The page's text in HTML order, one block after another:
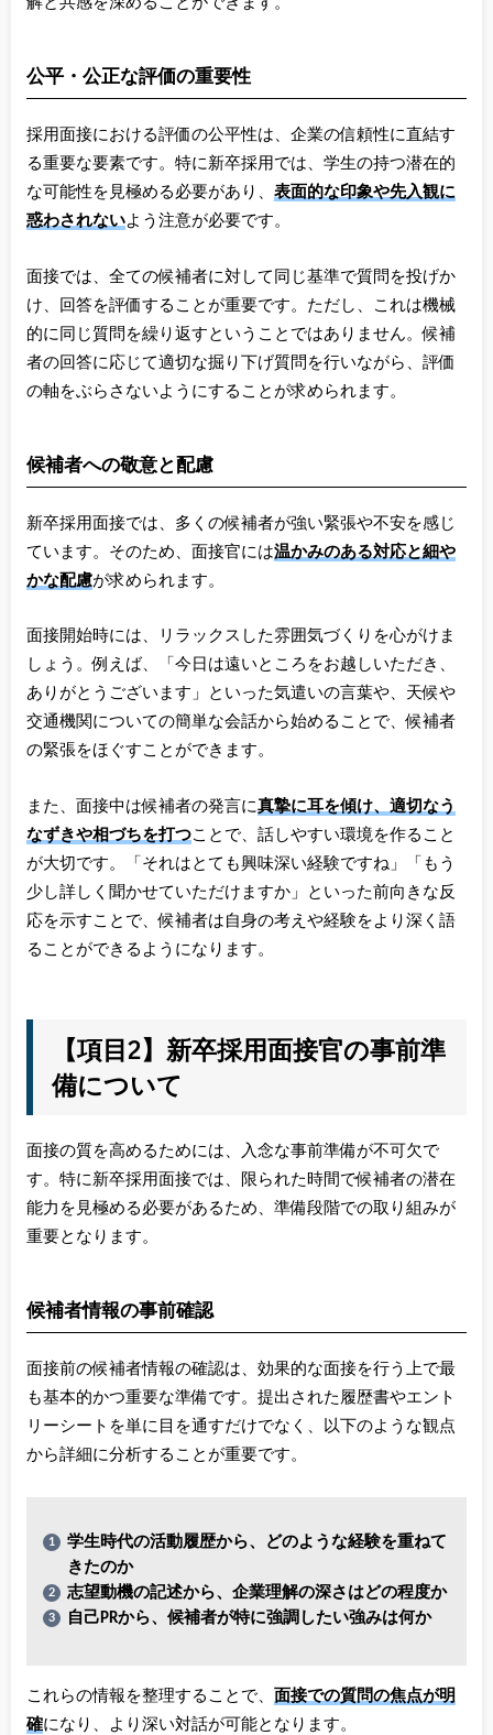
解と共感を深めることができます。
公平・公正な評価の重要性
採用面接における評価の公平性は、企業の信頼性に直結す
る重要な要素です。特に新卒採用では、学生の持つ潜在的
な可能性を見極める必要があり、 表面的な印象や先入観に
惑わされないよう注意が必要です。
面接では、全ての候補者に対して同じ基準で質問を投げか
け、回答を評価することが重要です。ただし、これは機械
的に同じ質問を繰り返すということではありません。候補
者の回答に応じて適切な掘り下げ質問を行いながら、評価
の軸をぶらさないようにすることが求められます。
候補者への敬意と配慮
新卒採用面接では、多くの候補者が強い緊張や不安を感じ
ています。そのため、面接官には温かみのある対応と細や
かな配慮が求められます。
面接開始時には、リラックスした雰囲気づくりを心がけま
しょう。例えば、「今日は遠いところをお越しいただき、
ありがとうございます」といった気遣いの言葉や、天候や
交通機関についての簡単な会話から始めることで、候補者
の緊張をほぐすことができます。
また、面接中は候補者の発言に真摯に耳を傾け、適切なう
なずきや相づちを打つことで、話しやすい環境を作ること
が大切です。「それはとても興味深い経験ですね」「もう
少し詳しく聞かせていただけますか」といった前向きな反
応を示すことで、候補者は自身の考えや経験をより深く語
ることができるようになります。
【項目2】新卒採用面接官の事前準
備について
面接の質を高めるためには、入念な事前準備が不可欠で
す。特に新卒採用面接では、限られた時間で候補者の潜在
能力を見極める必要があるため、準備段階での取り組みが
重要となります。
候補者情報の事前確認
面接前の候補者情報の確認は、効果的な面接を行う上で最
も基本的かつ重要な準備です。提出された履歴書やエント
リーシートを単に目を通すだけでなく、以下のような観点
から詳細に分析することが重要です。
学生時代の活動履歴から、どのような経験を重ねて
きたのか
志望動機の記述から、企業理解の深さはどの程度か
自己PRから、候補者が特に強調したい強みは何か
これらの情報を整理することで、 面接での質問の焦点が明
確になり、より深い対話が可能となります。